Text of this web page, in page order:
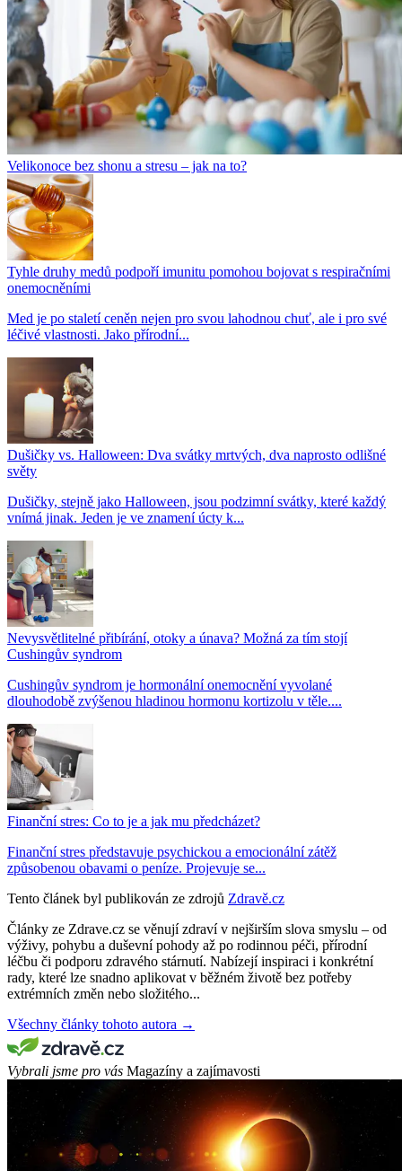
Velikonoce bez shonu a stresu – jak na to?
Tyhle druhy medů podpoří imunitu pomohou bojovat s respiračními
onemocněními
Med je po staletí ceněn nejen pro svou lahodnou chuť, ale i pro své
léčivé vlastnosti. Jako přírodní...
Dušičky vs. Halloween: Dva svátky mrtvých, dva naprosto odlišné
světy
Dušičky, stejně jako Halloween, jsou podzimní svátky, které každý
vnímá jinak. Jeden je ve znamení úcty k...
Nevysvětlitelné přibírání, otoky a únava? Možná za tím stojí
Cushingův syndrom
Cushingův syndrom je hormonální onemocnění vyvolané
dlouhodobě zvýšenou hladinou hormonu kortizolu v těle....
Finanční stres: Co to je a jak mu předcházet?
Finanční stres představuje psychickou a emocionální zátěž
způsobenou obavami o peníze. Projevuje se...
Tento článek byl publikován ze zdrojů Zdravě.cz
Články ze Zdrave.cz se věnují zdraví v nejširším slova smyslu – od
výživy, pohybu a duševní pohody až po rodinnou péči, přírodní
léčbu či podporu zdravého stárnutí. Nabízejí inspiraci i konkrétní
rady, které lze snadno aplikovat v běžném životě bez potřeby
extrémních změn nebo složitého...
Všechny články tohoto autora →
Vybrali jsme pro vás Magazíny a zajímavosti